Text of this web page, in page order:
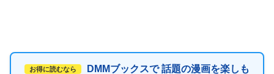
お得に読むなら
DMMブックスで 話題の漫画を楽しも